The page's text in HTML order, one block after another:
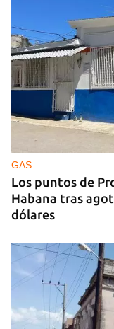
GUERRA
Ucrania ataca
ruso, esta vez en
GAS
Los puntos de
Habana tras
dólares